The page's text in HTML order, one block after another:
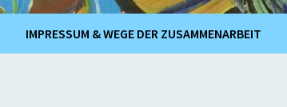
IMPRESSUM & WEGE DER ZUSAMMENARBEIT